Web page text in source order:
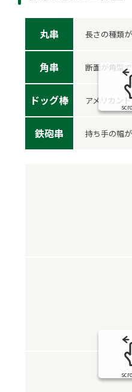
丸串 長さの種類
角串 断面が角型
ドッグ棒 アメリカン
鉄砲串 持ち手の幅